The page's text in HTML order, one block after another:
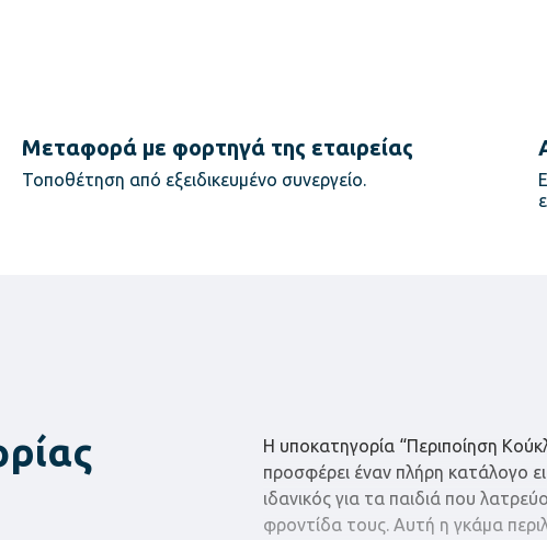
Μεταφορά με φορτηγά της εταιρείας
Τοποθέτηση από εξειδικευμένο συνεργείο.
Η υποκατηγορία “Περιποίηση
προσφέρει έναν πλήρη κατάλογο
ιδανικός για τα παιδιά που
φροντίδα τους. Αυτή η γκάμα